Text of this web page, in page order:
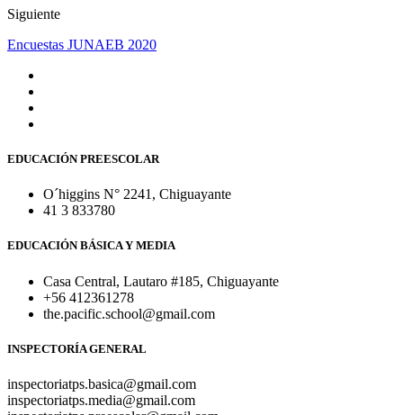
Siguiente
Encuestas JUNAEB 2020
EDUCACIÓN PREESCOLAR
O´higgins N° 2241, Chiguayante
41 3 833780
EDUCACIÓN BÁSICA Y MEDIA
Casa Central, Lautaro #185, Chiguayante
+56 412361278
the.pacific.school@gmail.com
INSPECTORÍA GENERAL
inspectoriatps.basica@gmail.com
inspectoriatps.media@gmail.com